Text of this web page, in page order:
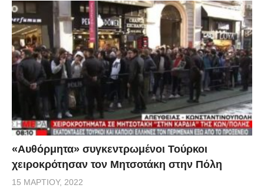
«Αυθόρμητα» συγκεντρωμένοι Τούρκοι
χειροκρότησαν τον Μητσοτάκη στην Πόλη
15 ΜΑΡΤΊΟΥ, 2022